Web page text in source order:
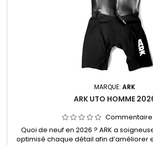
MARQUE: ARK
ARK UTO HOMME
Quoi de neuf en 2026 ? ARK a
optimisé chaque détail afin d’améliorer